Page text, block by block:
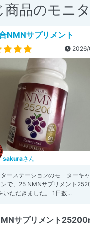
商品のモニ
NMNサプリメント
2026/
sakuraさん
ーステーションのモニターキ
で、25 NMNサプリメント
いただきました。 1日数...
サプリメント